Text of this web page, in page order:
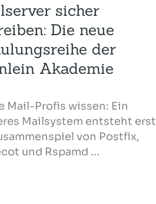
sicher
Die neue
der
Akademie
Mail-Profis wissen: Ein
Mailsystem entsteht erst
von Postfix,
und Rspamd ...